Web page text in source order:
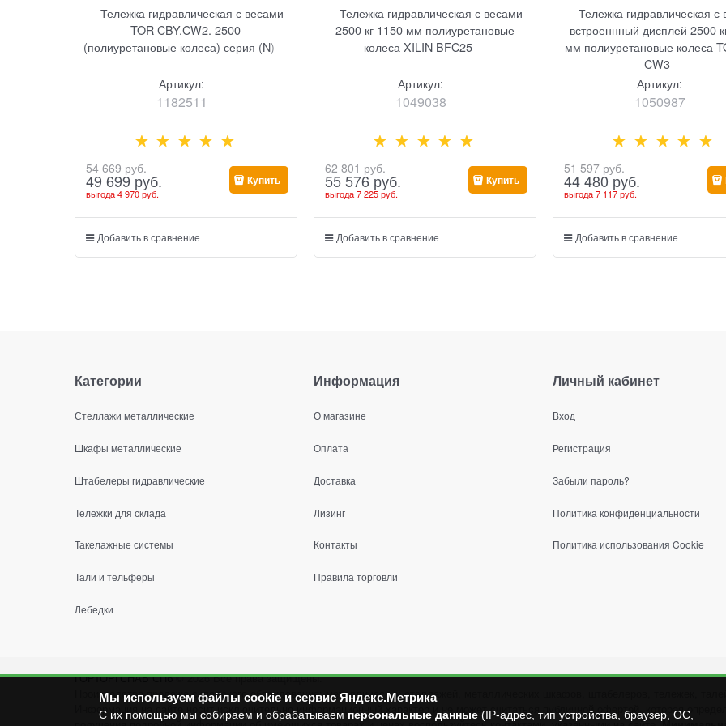
Тележка гидравлическая с весами
TOR CBY.CW2. 2500
(полиуретановые колеса) серия (N)
Артикул:
1182511
54 669 руб.
49 699 руб.
выгода4 970 руб.
Купить
Добавить в сравнение
Тележка гидравлическая с весами
2500 кг 1150 мм полиуретановые
колеса XILIN BFC25
Артикул:
1049038
62 801 руб.
55 576 руб.
выгода7 225 руб.
Купить
Добавить в сравнение
Тележка гидравлическая с
встроеннный дисплей 2500
мм полиуретановые колеса
CW3
Артикул:
1050987
51 597 руб.
44 480 руб.
выгода7 117 руб.
Добавить в сравнение
Категории
Стеллажи металлические
Шкафы металлические
Штабелеры гидравлические
Тележки для склада
Такелажные системы
Тали и тельферы
Лебедки
Информация
О магазине
Оплата
Доставка
Лизинг
Контакты
Правила торговли
Личный кабинет
Вход
Регистрация
Забыли пароль?
Политика конфиденциальности
Политика использования Cookie
ГОРТОРГСНАБ СПб © 2026Все права защищены.
Производство продажа складского оборудования: металлических стеллажей, металлических шкафов, штабелеров, тележек,
Информация на сайте носит исключительно информационный характер и не может считаться публичной офертой, которая
Мы используем файлы cookie и сервис Яндекс.Метрика
С их помощью мы собираем и обрабатываем персональные данные (IP-адрес, тип устройства, браузер, ОС,